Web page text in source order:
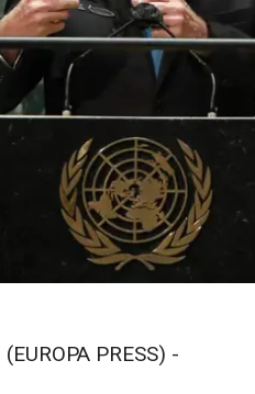
PRESS) -